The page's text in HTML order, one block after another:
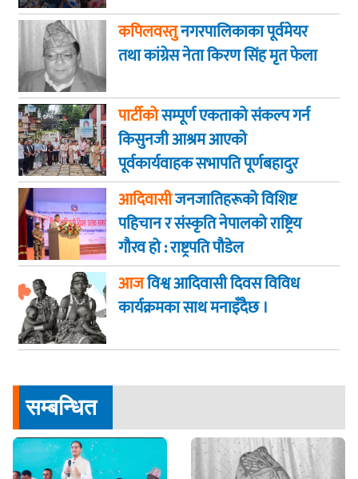
कपिलवस्तुनगरपालिकाका पूर्वमेयर
तथा कांग्रेस नेता किरण सिंह मृत फेला
पार्टीकोसम्पूर्ण एकताको संकल्प गर्न
किसुनजी आश्रम आएकाे
पूर्वकार्यवाहक सभापति पूर्णबहादुर
खड्का
आदिवासीजनजातिहरूको विशिष्ट
पहिचान र संस्कृति नेपालको राष्ट्रिय
गौरव हो : राष्ट्रपति पौडेल
आजविश्व आदिवासी दिवस विविध
कार्यक्रमका साथ मनाइँदैछ ।
सम्बन्धित